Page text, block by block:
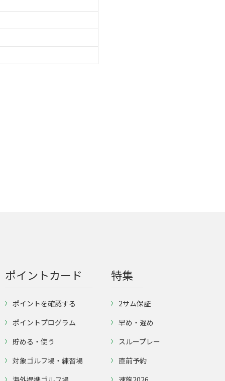
ポイントカード
ポイントを確認する
ポイントプログラム
貯める・使う
対象ゴルフ場・練習場
特集
2サム保証
早め・遅め
スループレー
直前予約